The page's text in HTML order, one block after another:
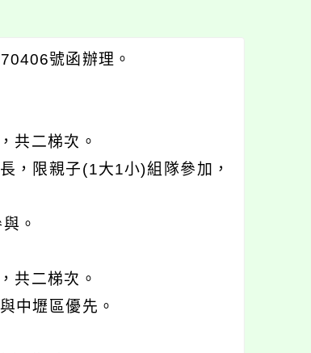
號函辦理。
二梯次。
限親子(1大1小)組隊參加，
。
二梯次。
中壢區優先。